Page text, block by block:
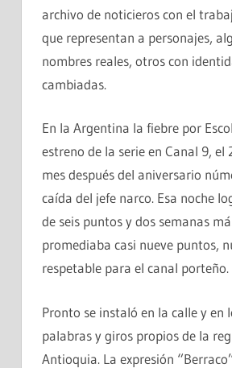
archivo de noticieros con el
que representan a personajes,
nombres reales, otros con
cambiadas.
En la Argentina la fiebre por
estreno de la serie en Canal 9, el
mes después del aniversario
caída del jefe narco. Esa noche
de seis puntos y dos semanas
promediaba casi nueve puntos,
respetable para el canal porteño.
Pronto se instaló en la calle y en
palabras y giros propios de la
Antioquia. La expresión